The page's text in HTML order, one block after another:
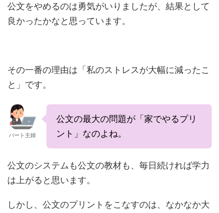
公文をやめるのは勇気がいりましたが、結果として
良かったかなと思っています。
その一番の理由は「私のストレスが大幅に減ったこ
と」です。
パート主婦
公文の最大の問題が「家でやるプリ
ント」なのよね。
公文のシステムも公文の教材も、毎日続ければ学力
は上がると思います。
しかし、公文のプリントをこなすのは、なかなか大